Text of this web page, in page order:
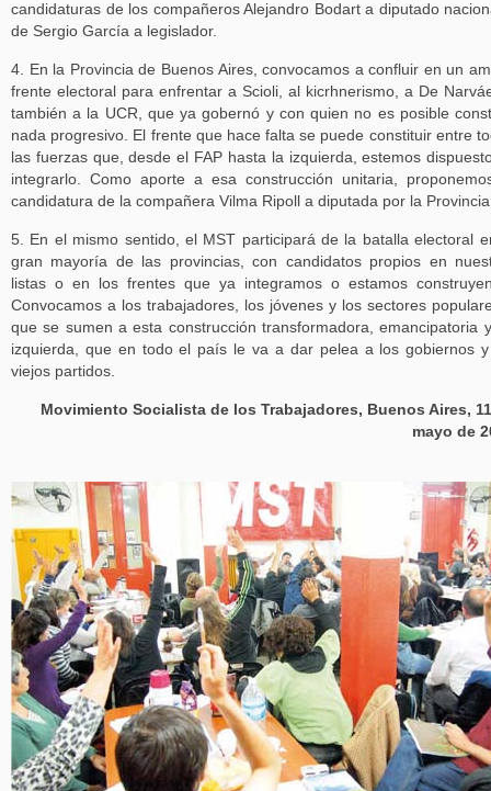
candidaturas de los compañeros Alejandro Bodart a diputado
de Sergio García a legislador.
4. En la Provincia de Buenos Aires, convocamos a confluir en un
frente electoral para enfrentar a Scioli, al kicrhnerismo, a De
también a la UCR, que ya gobernó y con quien no es posible
nada progresivo. El frente que hace falta se puede constituir entre
las fuerzas que, desde el FAP hasta la izquierda, estemos
integrarlo. Como aporte a esa construcción unitaria,
candidatura de la compañera Vilma Ripoll a diputada por la
5. En el mismo sentido, el MST participará de la batalla electoral
gran mayoría de las provincias, con candidatos propios en
listas o en los frentes que ya integramos o estamos
Convocamos a los trabajadores, los jóvenes y los sectores
que se sumen a esta construcción transformadora, emancipatoria
izquierda, que en todo el país le va a dar pelea a los gobiernos
viejos partidos.
Movimiento Socialista de los Trabajadores, Buenos Aires,
mayo de